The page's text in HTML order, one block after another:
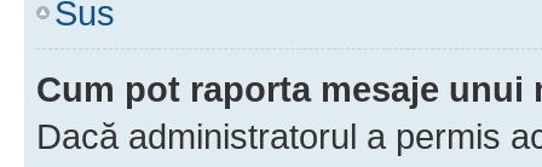
Sus
Cum pot raporta mesaje unui
Dacă administratorul a permis